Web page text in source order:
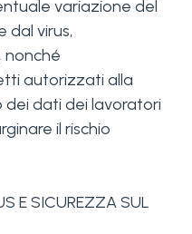
variazione del
dal virus,
nonché
autorizzati alla
dati dei lavoratori
il rischio
E SICUREZZA SUL